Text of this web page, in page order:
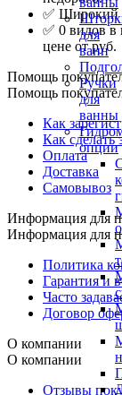
для
ванн
Ручки
для
ванны
опции
✅ Широкий
✅ 0 видов в
цене от руб.
Помощь
Помощь
Как
Как сделать
Оплата
Доставка
Самовывоз
Информация для
Информация для
Политика
Гарантия и
Часто
Договор
О компании
О компании
Отзывы